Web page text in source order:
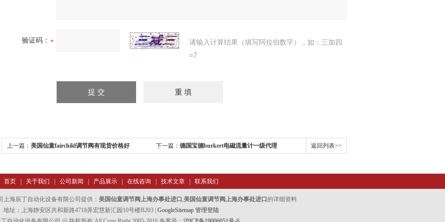
验证码：
请输入计算结果（填写阿拉伯数字），如：三加四
=7
上一篇： 美国仙童fairchild调节阀有现货价格好 下一篇： 德国宝德burkert电磁流量计一级代理 返回列表>>
首页 关于我们 公司新闻 产品展示 在线咨询 技术文章 联系我们
海辰丁自动化设备有限公司提供： 美国仙童调节阀上海办事处进口 ,美国仙童调节阀上海办事处进口 的详细资料
地址：上海静安区共和新路4718弄宏慧新汇园10号楼B203 | GoogleSitemap 管理登陆